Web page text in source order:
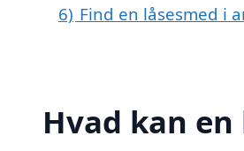
6) Find en låsesmed i
Hvad kan